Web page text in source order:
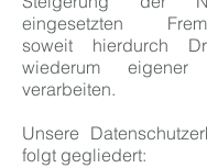
eingesetzten
soweit hierdurch
wiederum eigener
verarbeiten.
Unsere
folgt gegliedert: